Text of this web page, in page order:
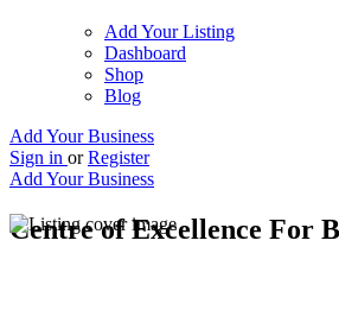
Add Your Listing
Dashboard
Shop
Blog
Add Your Business
Sign in or Register
Add Your Business
Centre of Excellence For